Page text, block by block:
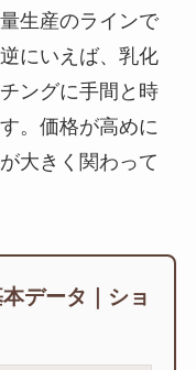
生産のラインで
にいえば、乳化
ングに手間と時
。価格が高めに
大きく関わって
データ｜ショ